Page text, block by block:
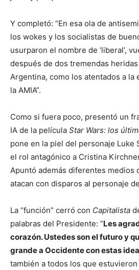
Y completó: “En esa ola de
los wokes y los socialistas de
usurparon el nombre de ‘liberal’,
después de dos tremendas
Argentina, como los atentados a la
la AMIA”.
Como si fuera poco, presentó un
IA de la película Star Wars: los
pone en la piel del personaje Luke
el rol antagónico a Cristina
Apuntó además diferentes medios
atacan con disparos al personaje
La “función” cerró con Capitalista
palabras del Presidente: “Les
corazón. Ustedes son el futuro y
grande a Occidente con estas
también a todos los que